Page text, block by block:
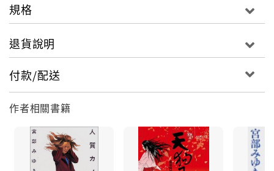
男子宣告：「我們在昭和十一年（一九三六年）二月二
十六日凌晨的東京，很快──不到三十分鐘，撼動帝都、
改變世人命運的不祥事件就要開始。」不料，兩人落腳
的蒲生邸竟發生匪夷所思的命案！
神祕男子帶孝史來到此一關鍵現場，目的為何？
孝史能找出答案，平安返回現代嗎？
規格
退貨說明
付款/配送
作者相關書籍